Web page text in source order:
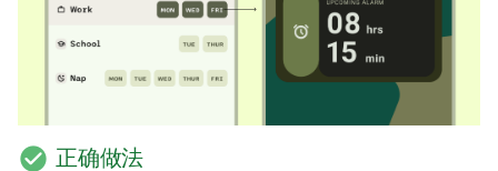
check_circle 正确做法